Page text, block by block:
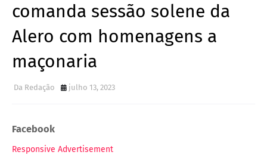
comanda sessão solene da
Alero com homenagens a
maçonaria
Da Redação julho 13, 2023
Facebook
Responsive Advertisement